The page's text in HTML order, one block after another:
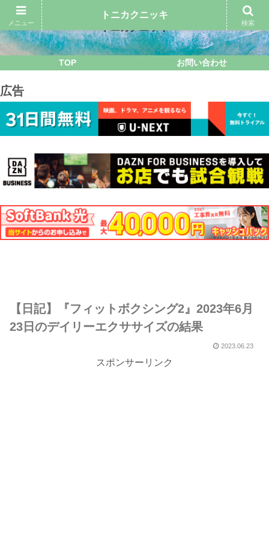
TOP お問い合わせ
広告
【日記】『フィットボクシング2』2023年6月
23日のデイリーエクササイズの結果
2023.06.23
スポンサーリンク
メニュー
トニカクニッキ
検索